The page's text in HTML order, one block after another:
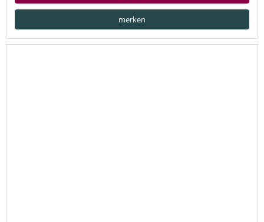
merken